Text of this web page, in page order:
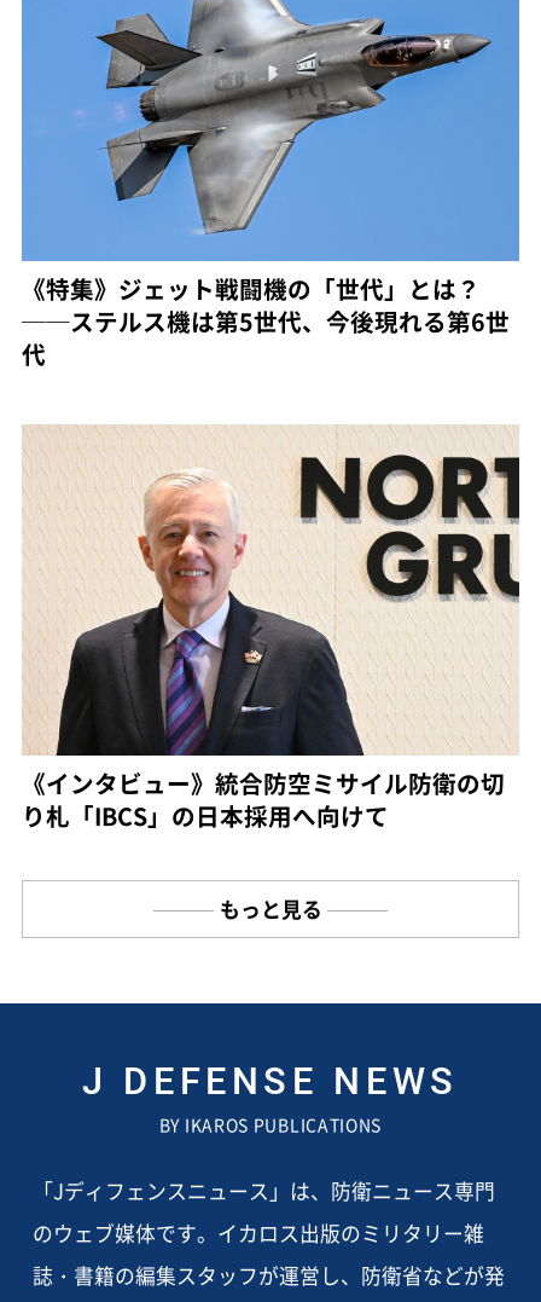
《特集》ジェット戦闘機の「世代」とは？
──ステルス機は第5世代、今後現れる第6世
代
《インタビュー》統合防空ミサイル防衛の切
り札「IBCS」の日本採用へ向けて
もっと見る
J DEFENSE NEWS
BY IKAROS PUBLICATIONS
「Jディフェンスニュース」は、防衛ニュース専門
のウェブ媒体です。イカロス出版のミリタリー雑
誌・書籍の編集スタッフが運営し、防衛省などが発